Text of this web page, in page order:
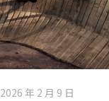
2026 年 2 月 9 日